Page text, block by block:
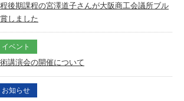
後期課程の宮澤道子さんが大阪商工会議所ブル
しました
イベント
講演会の開催について
お知らせ